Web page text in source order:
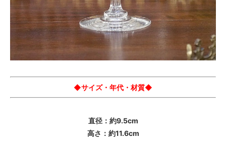
◆サイズ・年代・材質◆
直径：約9.5cm
高さ：約11.6cm